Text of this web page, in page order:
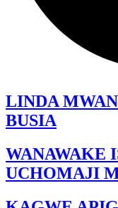
LINDA
BUSIA
WANAWAKE
UCHOMAJI